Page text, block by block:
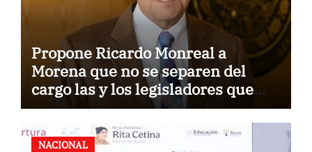
Propone Ricardo Monreal a
Morena que no se separen del
cargo las y los legisladores que
quieren reelegirse
NACIONAL